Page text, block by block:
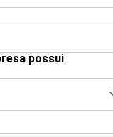
possui